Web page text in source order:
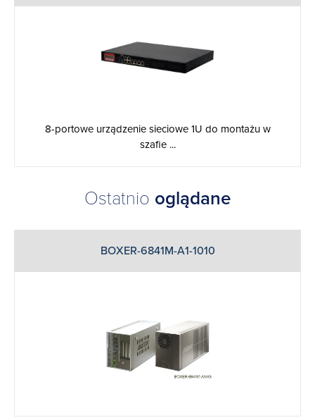
8-portowe urządzenie sieciowe 1U do montażu w
szafie ...
Ostatnio oglądane
BOXER-6841M-A1-1010